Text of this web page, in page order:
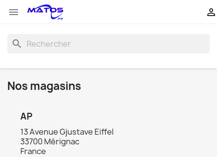
 
search
Nos magasins
AP
13 Avenue Gjustave Eiffel
33700 Mérignac
France